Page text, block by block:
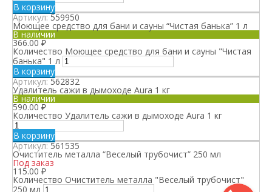
В корзину
Артикул:559950
Моющее средство для бани и сауны “Чистая банька” 1 л
В наличии
366.00₽
Количество Моющее средство для бани и сауны "Чистая
банька" 1 л
В корзину
Артикул:562832
Удалитель сажи в дымоходе Aura 1 кг
В наличии
590.00₽
Количество Удалитель сажи в дымоходе Aura 1 кг
В корзину
Артикул:561535
Очиститель металла “Веселый трубочист” 250 мл
Под заказ
115.00 ₽
Количество Очиститель металла "Веселый трубочист"
250 мл